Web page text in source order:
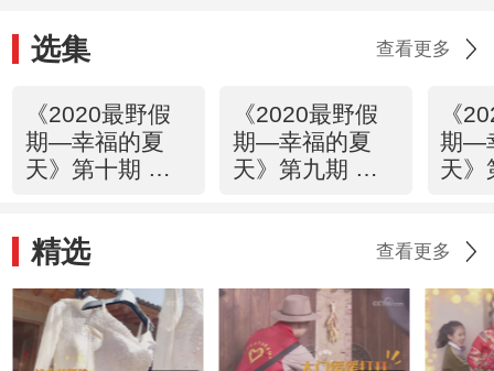
选集 查看更多
《2020最野假
期—幸福的夏
天》第十期 幸
《2020最野假
期—幸福的夏
天》第九期 天
《
期—
天》
精选 查看更多